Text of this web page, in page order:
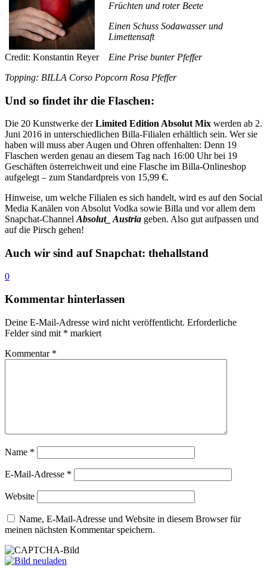
Credit: Konstantin Reyer
Früchten und roter Beete
Einen Schuss Sodawasser und
Limettensaft
Eine Prise bunter Pfeffer
Topping: BILLA Corso Popcorn Rosa Pfeffer
Und so findet ihr die Flaschen:
Die 20 Kunstwerke derLimited Edition Absolut Mix werden ab 2.
Juni 2016 in unterschiedlichen Billa-Filialen erhältlich sein. Wer sie
haben will muss aber Augen und Ohren offenhalten: Denn 19
Flaschen werden genau an diesem Tag nach 16:00 Uhr bei 19
Geschäften österreichweit und eine Flasche im Billa-Onlineshop
aufgelegt – zum Standardpreis von 15,99 €.
Hinweise, um welche Filialen es sich handelt, wird es auf den Social
Media Kanälen von Absolut Vodka sowie Billa und vor allem dem
Snapchat-Channel Absolut_ Austria geben. Also gut aufpassen und
auf die Pirsch gehen!
Auch wir sind auf Snapchat: thehallstand
0
Kommentar hinterlassen
Deine E-Mail-Adresse wird nicht veröffentlicht. Erforderliche
Felder sind mit * markiert
Kommentar *
Name *
E-Mail-Adresse *
Website
Name, E-Mail-Adresse und Website in diesem Browser für
meinen nächsten Kommentar speichern.